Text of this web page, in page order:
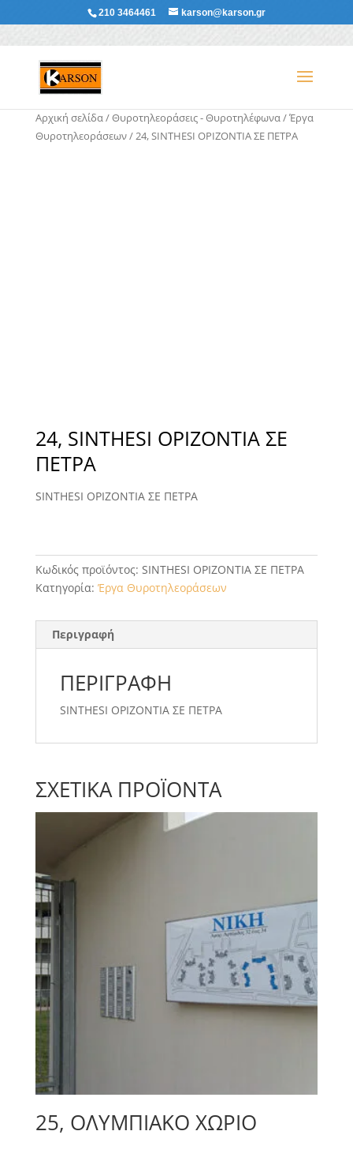
210 3464461 karson@karson.gr
Αρχική σελίδα/Θυροτηλεοράσεις - Θυροτηλέφωνα/Έργα
Θυροτηλεοράσεων/ 24, SINTHESI ΟΡΙΖΟΝΤΙΑ ΣΕ ΠΕΤΡΑ
24, SINTHESI ΟΡΙΖΟΝΤΙΑ ΣΕ
ΠΕΤΡΑ
SINTHESI ΟΡΙΖΟΝΤΙΑ ΣΕ ΠΕΤΡΑ
Κωδικός προϊόντος: SINTHESI ΟΡΙΖΟΝΤΙΑ ΣΕ ΠΕΤΡΑ
Κατηγορία: Έργα Θυροτηλεοράσεων
Περιγραφή
ΠΕΡΙΓΡΑΦΉ
SINTHESI ΟΡΙΖΟΝΤΙΑ ΣΕ ΠΕΤΡΑ
ΣΧΕΤΙΚΆ ΠΡΟΪΌΝΤΑ
25, ΟΛΥΜΠΙΑΚΟ ΧΩΡΙΟ